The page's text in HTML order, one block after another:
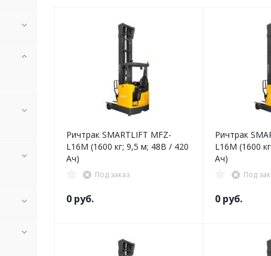
Ричтрак SMARTLIFT MFZ-
L16M (1600 кг; 9,5 м; 48В / 420
Ач)
Под заказ
0 руб.
Ричтрак
L16M (1600
Ач)
Под
0 руб.